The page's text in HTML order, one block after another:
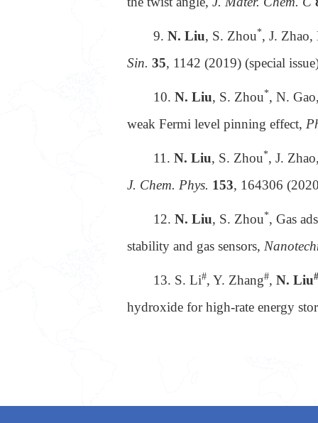
9. N. Liu, S. Zhou*, J. Zhao,
Sin. 35, 1142 (2019) (special
10. N. Liu, S. Zhou*, N.
weak Fermi level pinning effect,
11. N. Liu, S. Zhou*, J.
J. Chem. Phys. 153, 164306
12. N. Liu, S. Zhou*, Gas
stability and gas sensors,
13. S. Li#, Y. Zhang#, N. Liu#
hydroxide for high-rate energy